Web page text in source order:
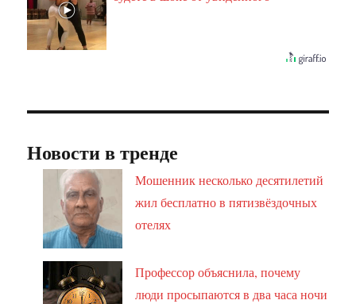
Новости в тренде
Мошенник несколько десятилетий
жил бесплатно в пятизвёздочных
отелях
Профессор объяснила, почему
люди просыпаются в два часа ночи